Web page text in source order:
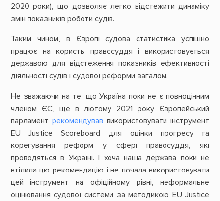
2020 роки), що дозволяє легко відстежити динаміку
змін показників роботи судів.
Таким чином, в Європі судова статистика успішно
працює на користь правосуддя і використовується
державою для відстеження показників ефективності
діяльності судів і судової реформи загалом.
Не зважаючи на те, що Україна поки не є повноцінним
членом ЄС, ще в лютому 2021 року Європейський
парламент рекомендував використовувати інструмент
EU Justice Scoreboard для оцінки прогресу та
корегування реформ у сфері правосуддя, які
проводяться в Україні. І хоча наша держава поки не
втілила цю рекомендацію і не почала використовувати
цей інструмент на офіційному рівні, неформальне
оцінювання судової системи за методикою EU Justice